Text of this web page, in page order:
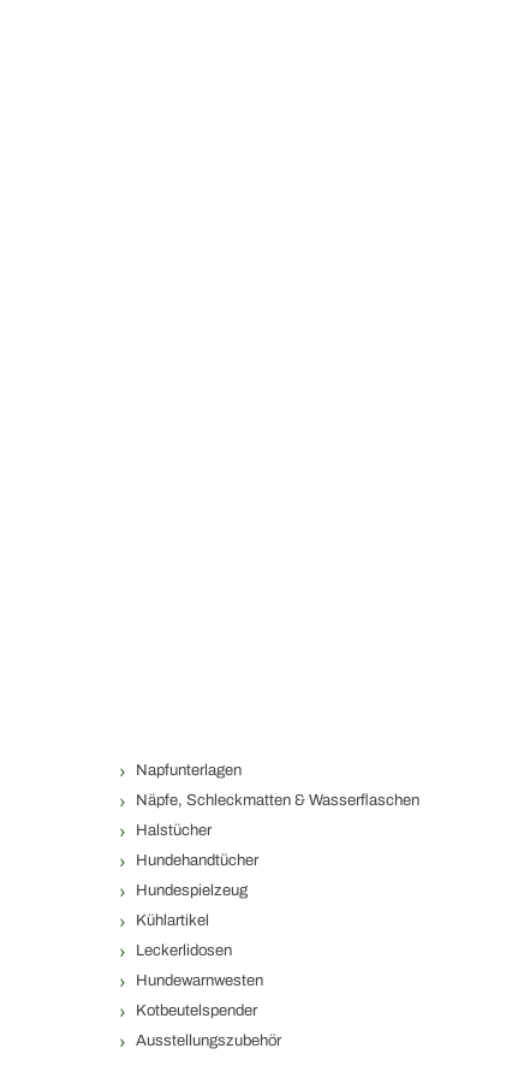
Napfunterlagen
Näpfe, Schleckmatten & Wasserflaschen
Halstücher
Hundehandtücher
Hundespielzeug
Kühlartikel
Leckerlidosen
Hundewarnwesten
Kotbeutelspender
Ausstellungszubehör